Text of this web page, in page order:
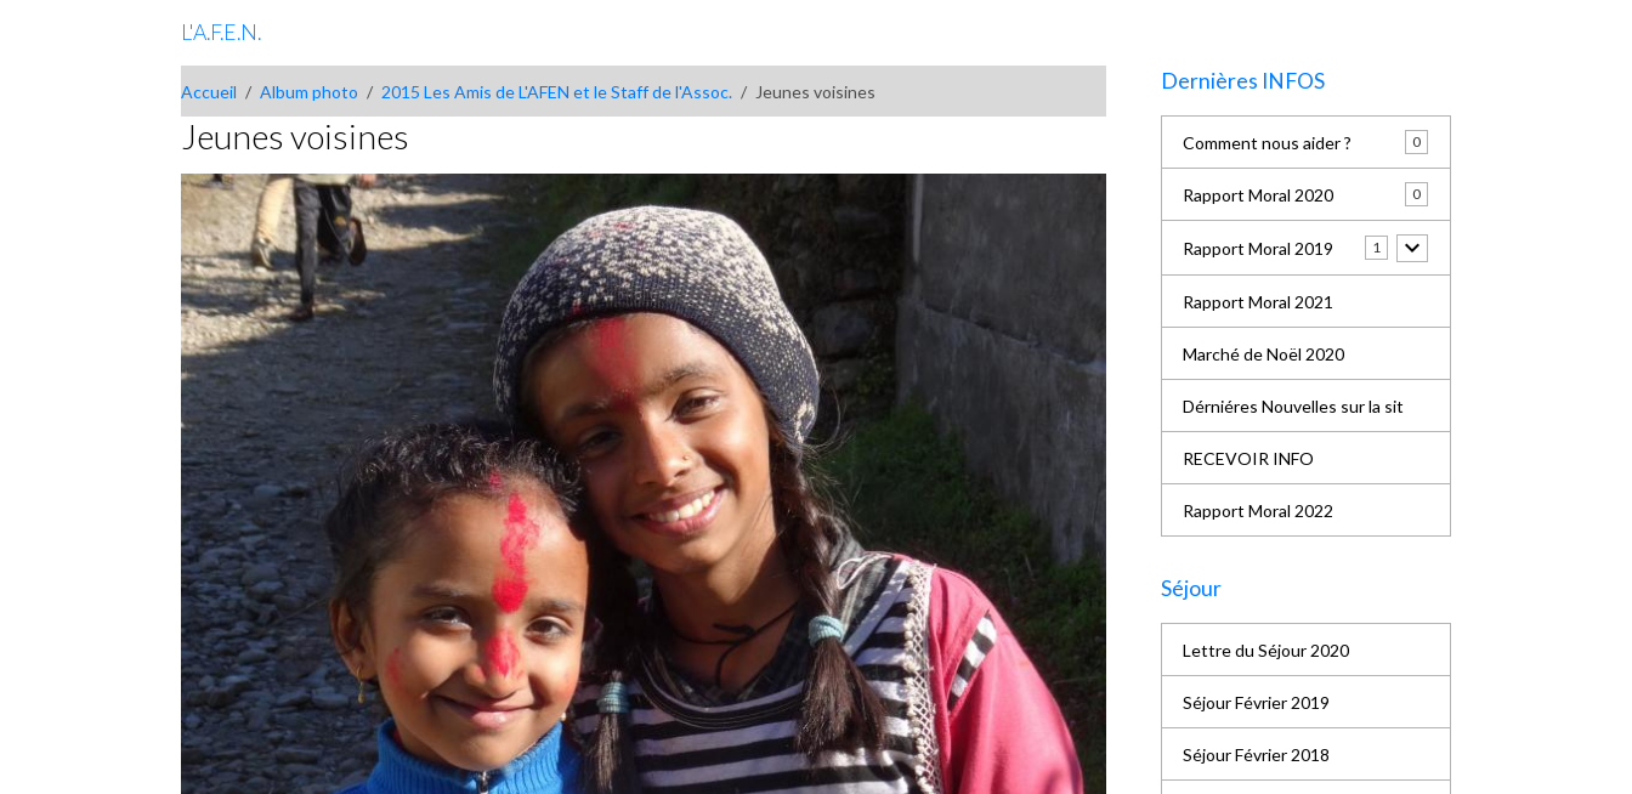
L'A.F.E.N.
Accueil Album photo 2015 Les Amis de L'AFEN et le Staff de l'Assoc. Jeunes voisines
Jeunes voisines
Dernières INFOS
Comment nous aider ? 0
Rapport Moral 2020 0
Rapport Moral 2019 1
Rapport Moral 2021
Marché de Noël 2020
Dérniéres Nouvelles sur la sit
RECEVOIR INFO
Rapport Moral 2022
Séjour
Lettre du Séjour 2020
Séjour Février 2019
Séjour Février 2018